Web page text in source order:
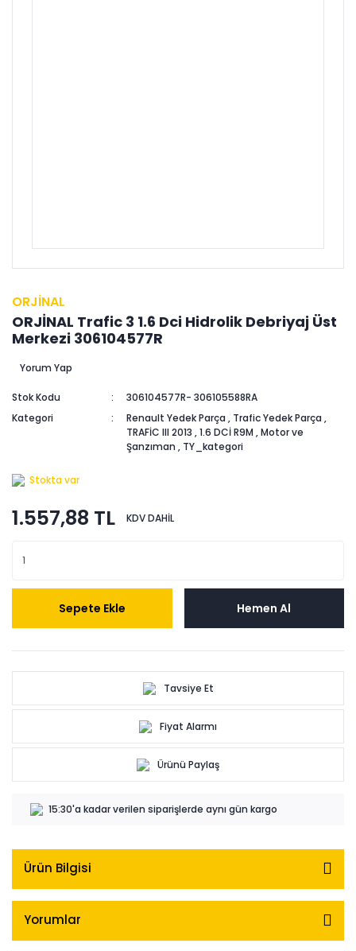
ORJİNAL
ORJİNAL Trafic 3 1.6 Dci Hidrolik Debriyaj Üst
Merkezi 306104577R
Yorum Yap
Stok Kodu
306104577R- 306105588RA
Kategori
Renault Yedek Parça , Trafic Yedek Parça ,
TRAFİC III 2013 ,1.6 DCİ R9M ,Motor ve
Şanzıman , TY_kategori
Stokta var
1.557,88 TL KDV DAHİL
Sepete Ekle Hemen Al
Tavsiye Et
Fiyat Alarmı
Ürünü Paylaş
15:30'a kadar verilen siparişlerde aynı gün kargo
Ürün Bilgisi
Yorumlar